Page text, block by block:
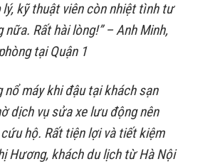
lý, kỹ thuật viên còn nhiệt tình tư
nữa. Rất hài lòng!” –Anh Minh,
tại Quận 1
nổ máy khi đậu tại khách sạn
dịch vụ sửa xe lưu động nên
hộ. Rất tiện lợi và tiết kiệm
Hương, khách du lịch từ Hà Nội